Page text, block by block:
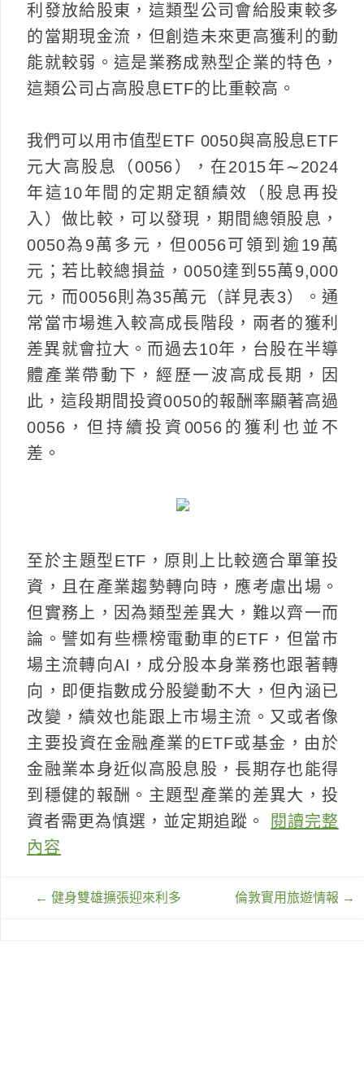
利發放給股東，這類型公司會給股東較多
的當期現金流，但創造未來更高獲利的動
能就較弱。這是業務成熟型企業的特色，
這類公司占高股息ETF的比重較高。
我們可以用市值型ETF 0050與高股息ETF
元大高股息（0056），在2015年∼2024
年這10年間的定期定額績效（股息再投
入）做比較，可以發現，期間總領股息，
0050為9萬多元，但0056可領到逾19萬
元；若比較總損益，0050達到55萬9,000
元，而0056則為35萬元（詳見表3）。通
常當市場進入較高成長階段，兩者的獲利
差異就會拉大。而過去10年，台股在半導
體產業帶動下，經歷一波高成長期，因
此，這段期間投資0050的報酬率顯著高過
0056，但持續投資0056的獲利也並不
差。
至於主題型ETF，原則上比較適合單筆投
資，且在產業趨勢轉向時，應考慮出場。
但實務上，因為類型差異大，難以齊一而
論。譬如有些標榜電動車的ETF，但當市
場主流轉向AI，成分股本身業務也跟著轉
向，即便指數成分股變動不大，但內涵已
改變，績效也能跟上市場主流。又或者像
主要投資在金融產業的ETF或基金，由於
金融業本身近似高股息股，長期存也能得
到穩健的報酬。主題型產業的差異大，投
資者需更為慎選，並定期追蹤。
閱讀完整
內容
文
← 健身雙雄擴張迎來利多 倫敦實用旅遊情報 →